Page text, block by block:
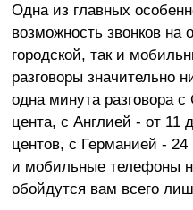
Одна из главных
возможность звонков на
городской, так и
разговоры значительно
одна минута разговора
цента, с Англией - от 11
центов, с Германией - 24
и мобильные телефоны
обойдутся вам всего